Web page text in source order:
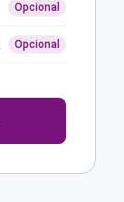
Opcional
Opcional